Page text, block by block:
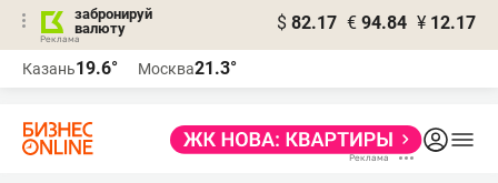
забронируй
валюту
$ 82.17 € 94.84 ¥ 12.17
Казань19.6° Москва21.3°